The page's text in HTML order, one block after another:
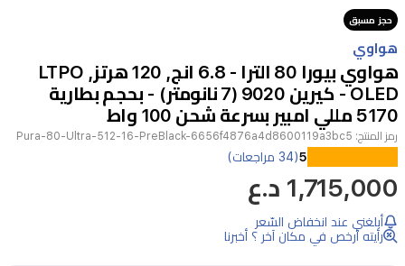
1
of
12
حجز مسبق
هواوي
هواوي بيورا 80 الترا - 6.8 انج, 120 هرتز, LTPO
OLED - كيرين 9020 (7 نانومتر) - بحجم بطارية
5170 مللي امبير بسرعة شحن 100 واط
رمز المنتج: Pura-80-Ultra-512-16-PreBlack-6656f4876a4d8600119a3bc5
هواوي
بورا-80
ألترا
5(34 مراجعات)
1,715,000 د.ع
أبلغني عند انخفاض السّعر
رأيته أرخص في مكان آخر ؟ أخبرنا